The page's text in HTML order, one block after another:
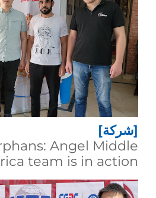
[شركة]
Angel Middle
team is in action